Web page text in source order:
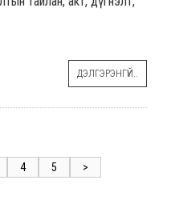
ДЭЛГЭРЭНГҮЙ..
4 5 >